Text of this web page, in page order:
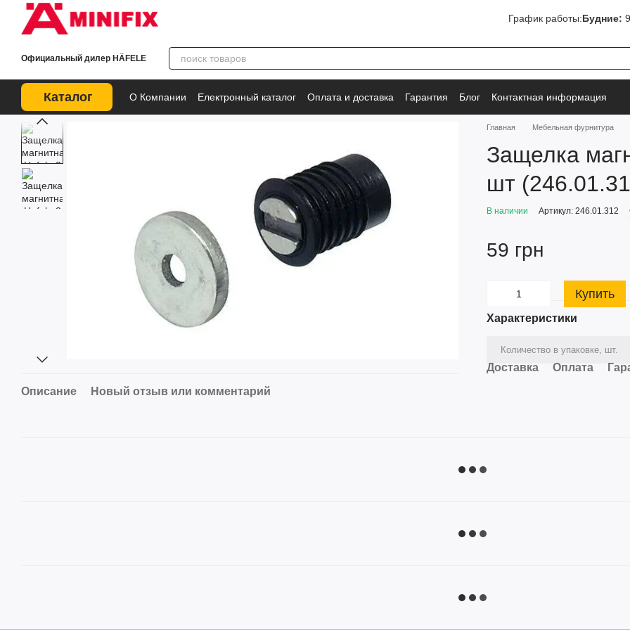
Перейти к основному контенту
График работы:Будние:
Официальный дилер HÄFELE
Каталог О Компании Електронный каталог Оплата и доставка Гарантия Блог Контактная информация
Описание Новый отзыв или комментарий
Главная Мебельная фурнитура
Защелка
шт
В наличии Артикул: 246.01.312
59 грн
Купить
Характеристики
Количество в упаковке, шт.
Доставка Оплата